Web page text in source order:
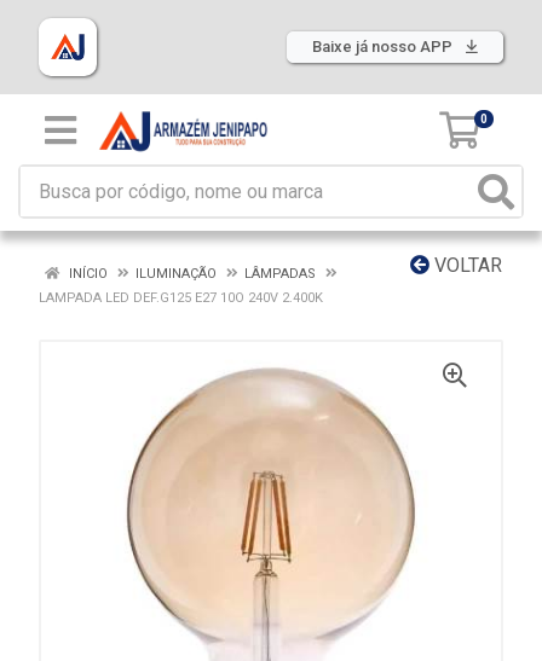
Baixe já nosso APP
0
VOLTAR
INÍCIO ILUMINAÇÃO
LÂMPADAS
LAMPADA LED DEF.G125 E27 10O 240V 2.400K